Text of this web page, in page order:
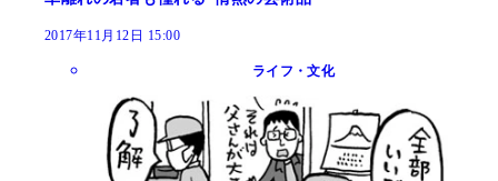
2017年11月12日 15:00
ライフ・文化